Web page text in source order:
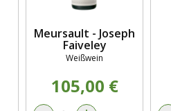
Meursault - Joseph
Faiveley
Weißwein
105,00 €